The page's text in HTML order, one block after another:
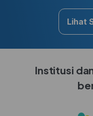
sambil mendapatkan
pengalaman budaya
kaya di Korea.
Lihat
Institusi